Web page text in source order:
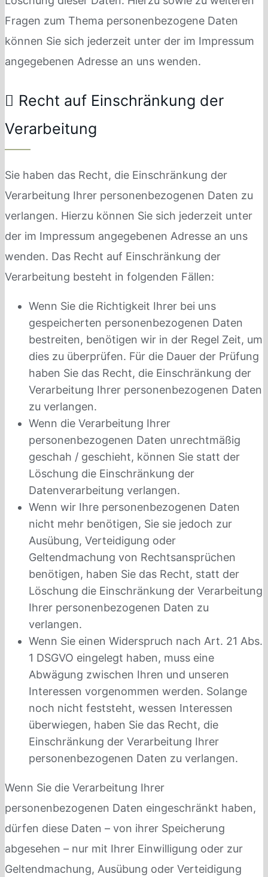
Fragen zum Thema personenbezogene Daten
können Sie sich jederzeit unter der im Impressum
angegebenen Adresse an uns wenden.
Recht auf Einschränkung der
Verarbeitung
Sie haben das Recht, die Einschränkung der
Verarbeitung Ihrer personenbezogenen Daten zu
verlangen. Hierzu können Sie sich jederzeit unter
der im Impressum angegebenen Adresse an uns
wenden. Das Recht auf Einschränkung der
Verarbeitung besteht in folgenden Fällen:
Wenn Sie die Richtigkeit Ihrer bei uns
gespeicherten personenbezogenen Daten
bestreiten, benötigen wir in der Regel Zeit, um
dies zu überprüfen. Für die Dauer der Prüfung
haben Sie das Recht, die Einschränkung der
Verarbeitung Ihrer personenbezogenen Daten
zu verlangen.
Wenn die Verarbeitung Ihrer
personenbezogenen Daten unrechtmäßig
geschah / geschieht, können Sie statt der
Löschung die Einschränkung der
Datenverarbeitung verlangen.
Wenn wir Ihre personenbezogenen Daten
nicht mehr benötigen, Sie sie jedoch zur
Ausübung, Verteidigung oder
Geltendmachung von Rechtsansprüchen
benötigen, haben Sie das Recht, statt der
Löschung die Einschränkung der Verarbeitung
Ihrer personenbezogenen Daten zu
verlangen.
Wenn Sie einen Widerspruch nach Art. 21 Abs.
1 DSGVO eingelegt haben, muss eine
Abwägung zwischen Ihren und unseren
Interessen vorgenommen werden. Solange
noch nicht feststeht, wessen Interessen
überwiegen, haben Sie das Recht, die
Einschränkung der Verarbeitung Ihrer
personenbezogenen Daten zu verlangen.
Wenn Sie die Verarbeitung Ihrer
personenbezogenen Daten eingeschränkt haben,
dürfen diese Daten – von ihrer Speicherung
abgesehen – nur mit Ihrer Einwilligung oder zur
Geltendmachung, Ausübung oder Verteidigung